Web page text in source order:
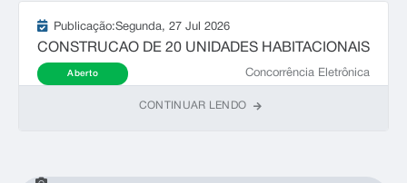
Concorrência Eletrônica
CONSTRUCAO DE 20 UNIDADES HABITACIONAIS
Aberto
Publicação:Segunda 27 Jul 2026
CONTINUAR LENDO